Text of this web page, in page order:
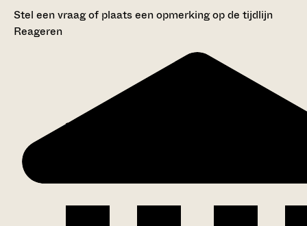
Stel een vraag of plaats een opmerking op de tijdlijn
Reageren